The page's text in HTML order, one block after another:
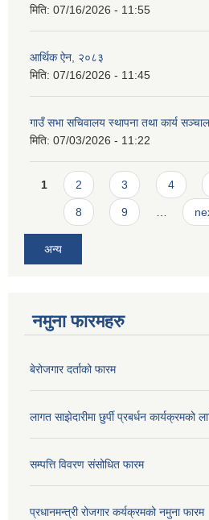
मिति: 07/16/2026 - 11:55
आर्थिक ऐन, २०८३
मिति: 07/16/2026 - 11:45
गाउँ सभा सचिवालय स्थापना तथा कार्य
मिति: 07/03/2026 - 11:22
Pages
1 2 3 4
8 9
अन्य
नमुना फारमहरु
बेरोजगार दर्ताको फारम
लागत साझेदारीमा छुर्पी प्रबर्धन कार्यक्रमको
सम्पत्ति विवरण संसोधित फारम
प्रधानमन्त्री रोजगार कर्यक्रमको नमुना फारम